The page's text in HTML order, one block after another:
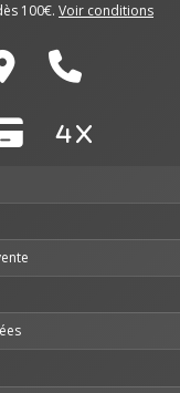
100€. Voir conditions